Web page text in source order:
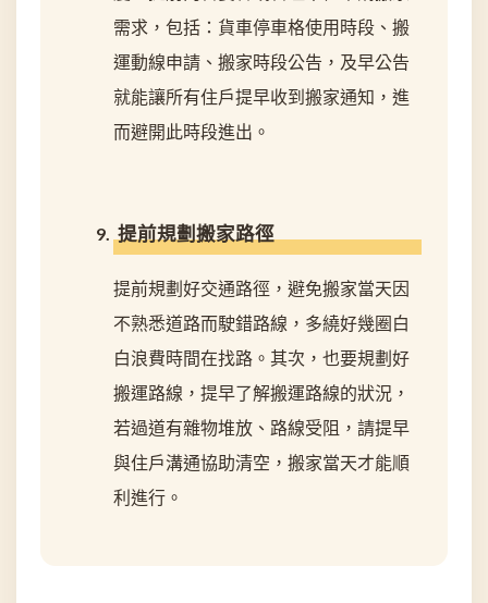
需求，包括：貨車停車格使用時段、搬
運動線申請、搬家時段公告，及早公告
就能讓所有住戶提早收到搬家通知，進
而避開此時段進出。
提前規劃搬家路徑
提前規劃好交通路徑，避免搬家當天因
不熟悉道路而駛錯路線，多繞好幾圈白
白浪費時間在找路。其次，也要規劃好
搬運路線，提早了解搬運路線的狀況，
若過道有雜物堆放、路線受阻，請提早
與住戶溝通協助清空，搬家當天才能順
利進行。